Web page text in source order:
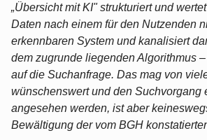
„Übersicht mit KI" strukturiert und
Daten nach einem für den Nutzenden
erkennbaren System und kanalisiert
dem zugrunde liegenden Algorithmus
auf die Suchanfrage. Das mag von
wünschenswert und den Suchvorgang
angesehen werden, ist aber
Bewältigung der vom BGH